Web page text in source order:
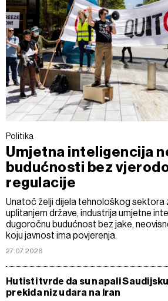
Politika
Umjetna inteligencija
budućnosti bez
regulacije
Unatoč želji dijela tehnološkog sektora
uplitanjem države, industrija umjetne
dugoročnu budućnost bez jake,
koju javnost ima povjerenja.
27.07.2026
Hutisti tvrde da su napali
prekida niz udara na Iran